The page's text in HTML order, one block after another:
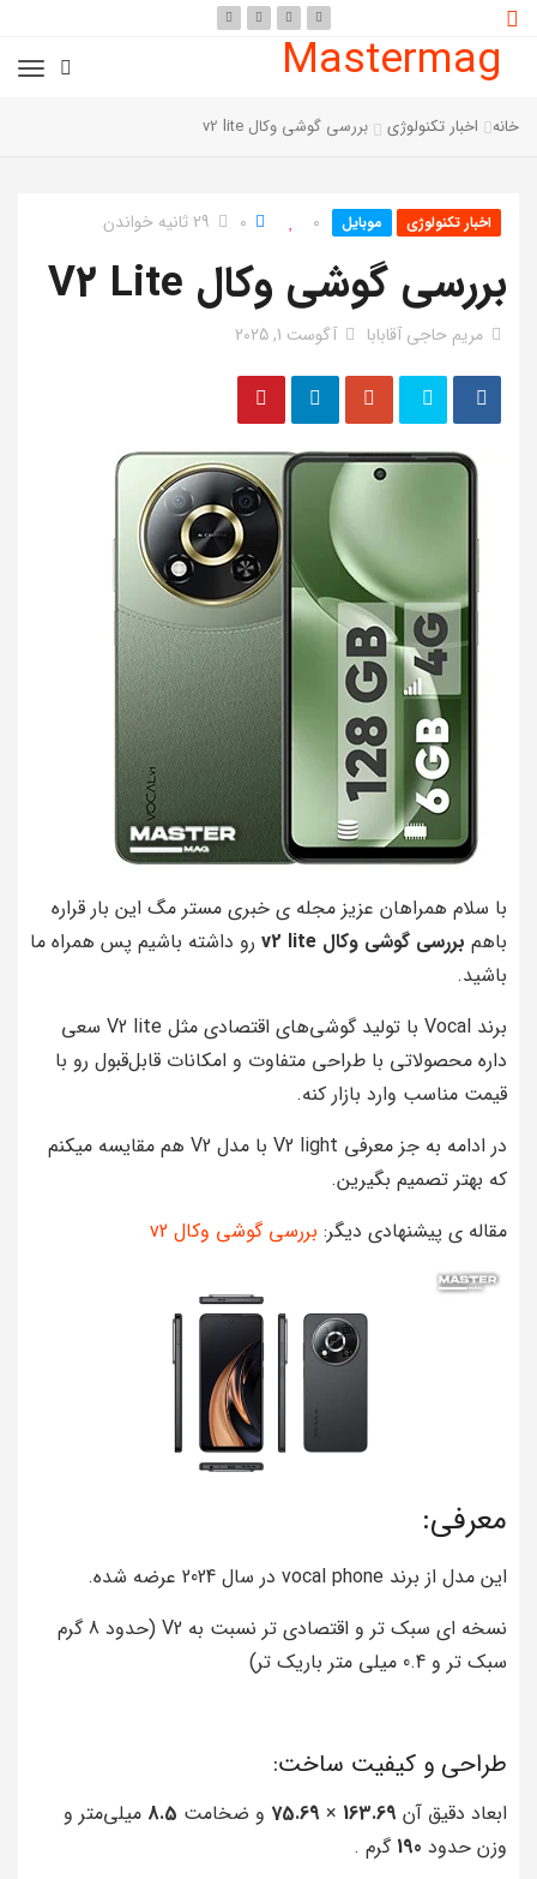
Mastermag
خانه اخبار تکنولوژی بررسی گوشی وکال v2 lite
اخبار تکنولوژی موبایل 0
0 29 ثانیه خواندن
بررسی گوشی وکال V2 Lite
مریم حاجی آقابابا آگوست 1, 2025
با سلام همراهان عزیز مجله ی خبری مستر مگ این بار قراره
باهم بررسی گوشی وکال v2 lite
رو داشته باشیم پس همراه ما
باشید.
برند Vocal با تولید گوشی‌های اقتصادی مثل V2 lite سعی
داره محصولاتی با طراحی متفاوت و امکانات قابل‌قبول رو با
قیمت مناسب وارد بازار کنه.
در ادامه به جز معرفی V2 light با مدل V2 هم مقایسه میکنم
که بهتر تصمیم بگیرین.
مقاله ی پیشنهادی دیگر: بررسی گوشی وکال v2
معرفی:
این مدل از برند vocal phone در سال 2024 عرضه شده.
نسخه ای سبک تر و اقتصادی تر نسبت به V2 (حدود 8 گرم
سبک تر و 0.4 میلی متر باریک تر)
طراحی و کیفیت ساخت:
ابعاد دقیق آن 163.69
×
75.69 و ضخامت 8.5 میلی‌متر و
وزن حدود 190گرم .